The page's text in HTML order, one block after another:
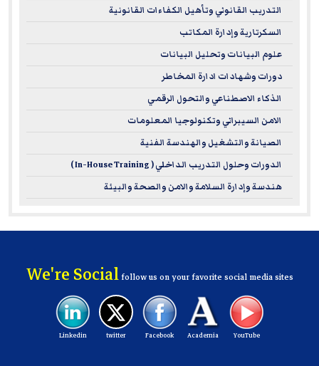
التدريب القانوني وتأهيل الكفاءات القانونية
السكرتارية وإدارة المكاتب
علوم البيانات وتحليل البيانات
دورات وشهادات ادارة المخاطر
الذكاء الاصطناعي والتحول الرقمي
الامن السيبراني وتكنولوجيا المعلومات
الصيانة والتشغيل والهندسة الفنية
الدورات وحلول التدريب الداخلي ( In-House Training )
هندسة وإدارة السلامة والامن والصحة والبيئة
We're Socialfollow us on your favorite social media sites
YouTube
Academia
Facebook
twitter
Linkedin